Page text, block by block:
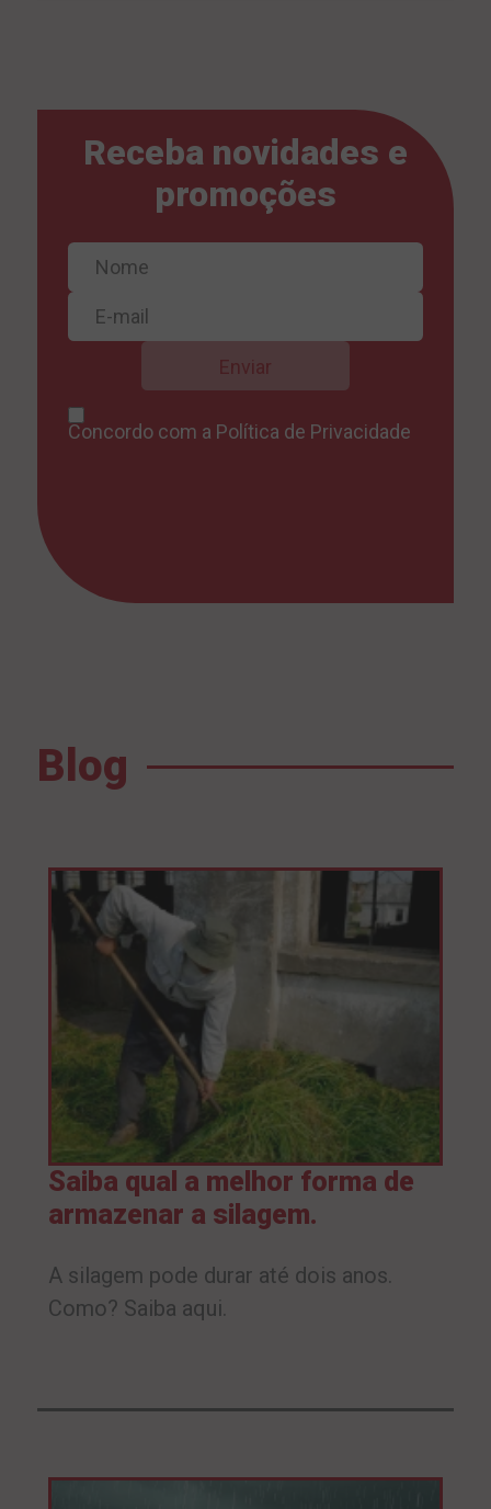
Receba novidades e
promoções
Concordo com a Política de Privacidade
Blog
Saiba qual a melhor forma de
armazenar a silagem.
A silagem pode durar até dois anos.
Como? Saiba aqui.